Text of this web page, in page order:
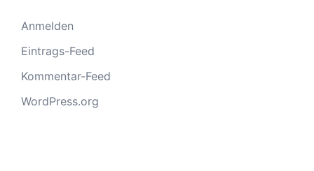
Anmelden
Eintrags-Feed
Kommentar-Feed
WordPress.org